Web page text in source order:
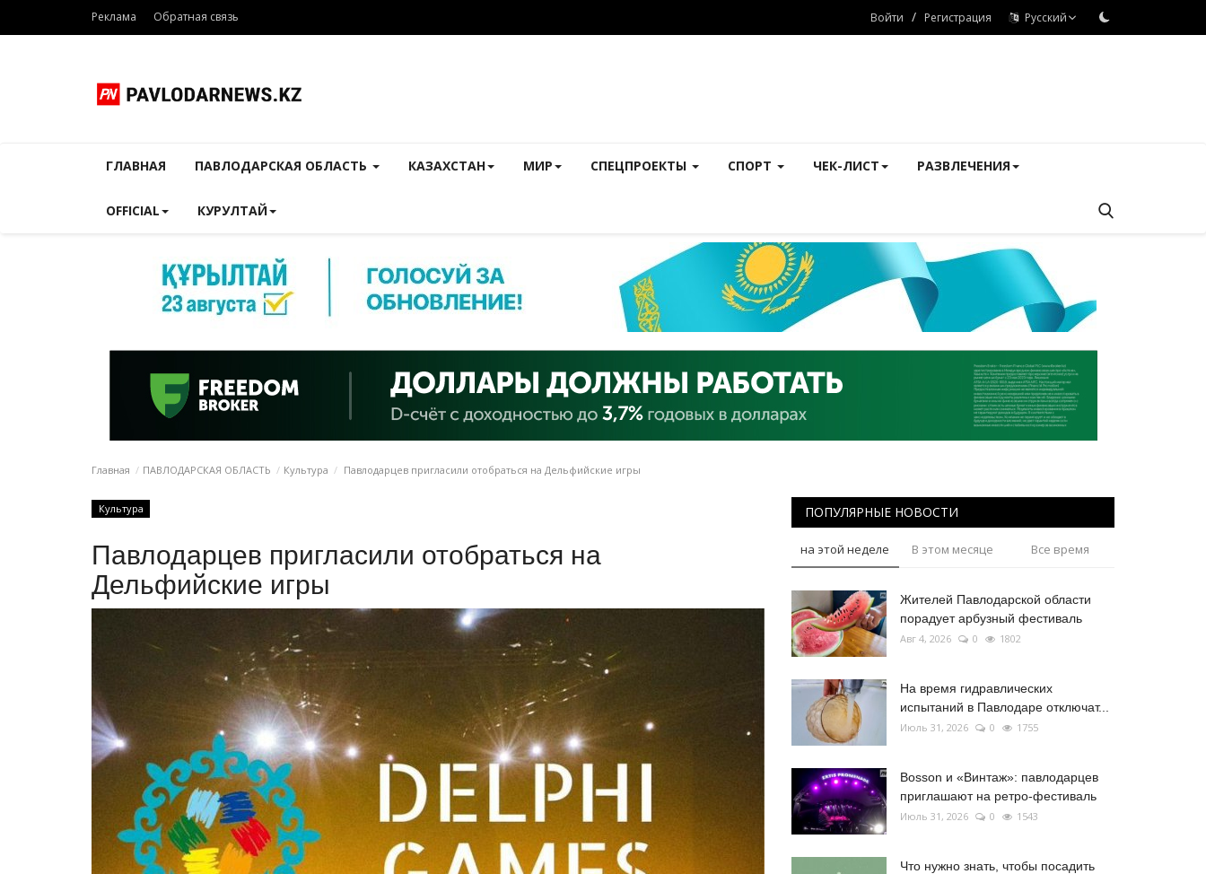
Реклама Обратная связь Войти / Регистрация Русский
ГЛАВНАЯ ПАВЛОДАРСКАЯ ОБЛАСТЬ КАЗАХСТАН МИР СПЕЦПРОЕКТЫ СПОРТ ЧЕК-ЛИСТ РАЗВЛЕЧЕНИЯ
OFFICIAL КУРУЛТАЙ
Главная ПАВЛОДАРСКАЯ ОБЛАСТЬ Культура Павлодарцев пригласили отобраться на Дельфийские игры
Культура
Павлодарцев пригласили отобраться на
Дельфийские игры
ПОПУЛЯРНЫЕ НОВОСТИ
на этой неделе В этом месяце Все время
Жителей Павлодарской области
порадует арбузный фестиваль
Авг 4, 2026 0 1802
На время гидравлических
испытаний в Павлодаре отключат...
Июль 31, 2026 0 1755
Bosson и «Винтаж»: павлодарцев
приглашают на ретро-фестиваль
Июль 31, 2026 0 1543
Что нужно знать, чтобы посадить